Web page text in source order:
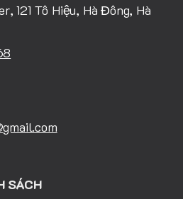
121 Tô Hiệu, Hà Đông, Hà
SÁCH